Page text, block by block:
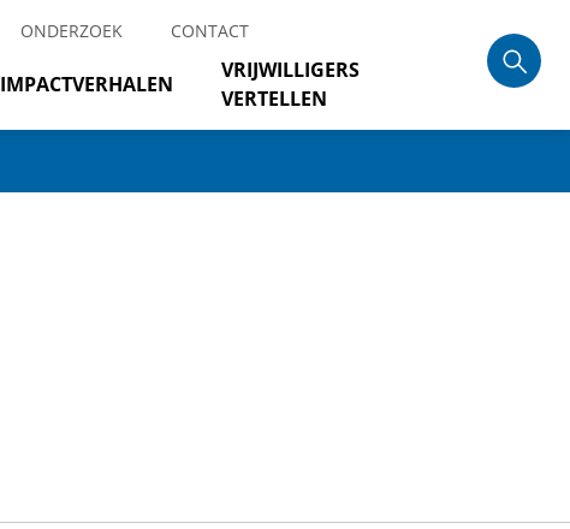
ONDERZOEK CONTACT
IMPACTVERHALEN
VRIJWILLIGERS
VERTELLEN